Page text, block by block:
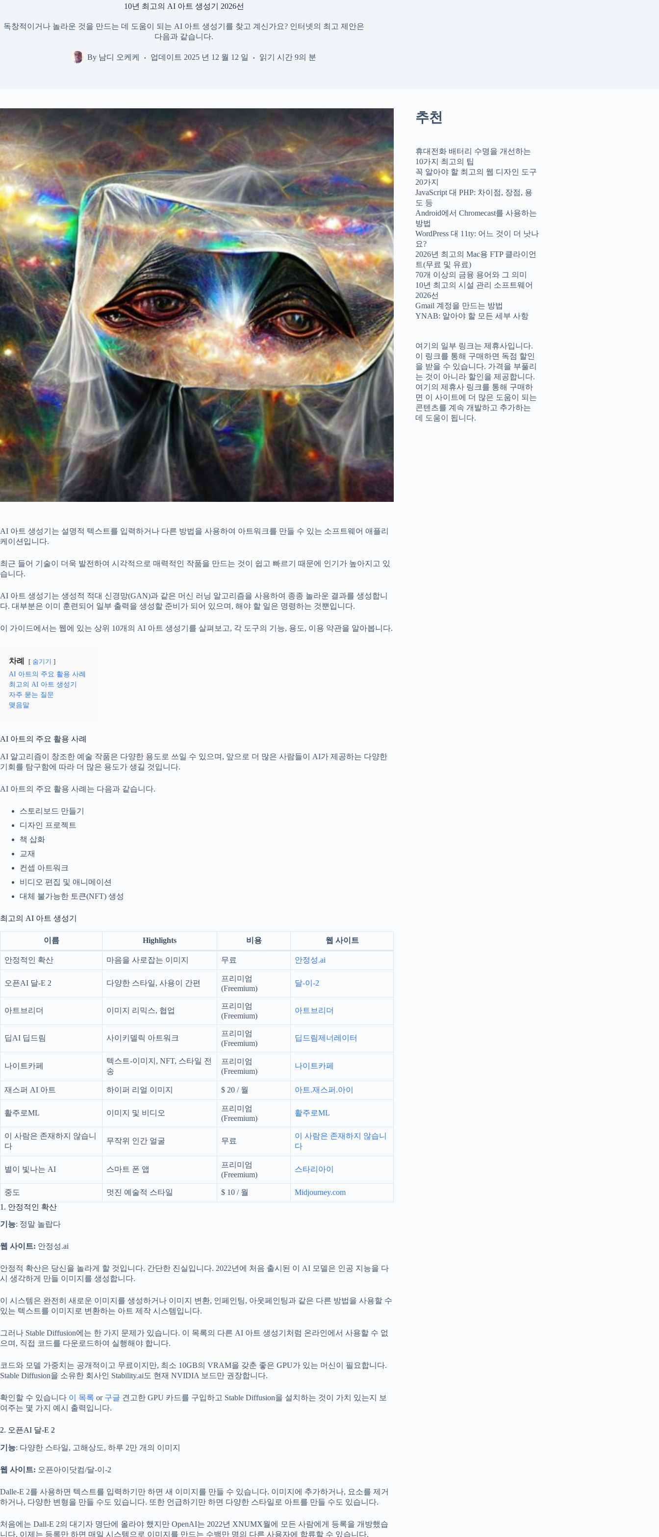
10년 최고의 AI 아트 생성기 2026선
독창적이거나 놀라운 것을 만드는 데 도움이 되는 AI 아트 생성기를 찾고 계신가요? 인터넷의 최고 제안은
다음과 같습니다.
By 남디 오케케 업데이트 2025 년 12 월 12 일 읽기 시간 9의 분
AI 아트 생성기는 설명적 텍스트를 입력하거나 다른 방법을 사용하여 아트워크를 만들 수 있는 소프트웨어 애플리
케이션입니다.
최근 들어 기술이 더욱 발전하여 시각적으로 매력적인 작품을 만드는 것이 쉽고 빠르기 때문에 인기가 높아지고 있
습니다.
AI 아트 생성기는 생성적 적대 신경망(GAN)과 같은 머신 러닝 알고리즘을 사용하여 종종 놀라운 결과를 생성합니
다. 대부분은 이미 훈련되어 일부 출력을 생성할 준비가 되어 있으며, 해야 할 일은 명령하는 것뿐입니다.
이 가이드에서는 웹에 있는 상위 10개의 AI 아트 생성기를 살펴보고, 각 도구의 기능, 용도, 이용 약관을 알아봅니다.
차례 숨기기
AI 아트의 주요 활용 사례
최고의 AI 아트 생성기
자주 묻는 질문
맺음말
AI 아트의 주요 활용 사례
AI 알고리즘이 창조한 예술 작품은 다양한 용도로 쓰일 수 있으며, 앞으로 더 많은 사람들이 AI가 제공하는 다양한
기회를 탐구함에 따라 더 많은 용도가 생길 것입니다.
AI 아트의 주요 활용 사례는 다음과 같습니다.
스토리보드 만들기
디자인 프로젝트
책 삽화
교재
컨셉 아트워크
비디오 편집 및 애니메이션
대체 불가능한 토큰(NFT) 생성
최고의 AI 아트 생성기
이름 Highlights 비용 웹 사이트
안정적인 확산 마음을 사로잡는 이미지 무료 안정성.ai
오픈AI 달-E 2 다양한 스타일, 사용이 간편
프리미엄
(Freemium)
달-이-2
아트브리더 이미지 리믹스, 협업
프리미엄
(Freemium)
아트브리더
딥AI 딥드림 사이키델릭 아트워크
프리미엄
(Freemium)
딥드림제너레이터
나이트카페
텍스트-이미지, NFT, 스타일 전
송
프리미엄
(Freemium)
나이트카페
재스퍼 AI 아트 하이퍼 리얼 이미지 $ 20 / 월 아트.재스퍼.아이
활주로ML 이미지 및 비디오
프리미엄
(Freemium)
활주로ML
이 사람은 존재하지 않습니
다
무작위 인간 얼굴 무료
이 사람은 존재하지 않습니
다
별이 빛나는 AI 스마트 폰 앱
프리미엄
(Freemium)
스타리아이
중도 멋진 예술적 스타일 $ 10 / 월
Midjourney.com
1. 안정적인 확산
기능: 정말 놀랍다
웹 사이트: 안정성.ai
안정적 확산은 당신을 놀라게 할 것입니다. 간단한 진실입니다. 2022년에 처음 출시된 이 AI 모델은 인공 지능을 다
시 생각하게 만들 이미지를 생성합니다.
이 시스템은 완전히 새로운 이미지를 생성하거나 이미지 변환, 인페인팅, 아웃페인팅과 같은 다른 방법을 사용할 수
있는 텍스트를 이미지로 변환하는 아트 제작 시스템입니다.
그러나 Stable Diffusion에는 한 가지 문제가 있습니다. 이 목록의 다른 AI 아트 생성기처럼 온라인에서 사용할 수 없
으며, 직접 코드를 다운로드하여 실행해야 합니다.
코드와 모델 가중치는 공개적이고 무료이지만, 최소 10GB의 VRAM을 갖춘 좋은 GPU가 있는 머신이 필요합니다.
Stable Diffusion을 소유한 회사인 Stability.ai도 현재 NVIDIA 보드만 권장합니다.
확인할 수 있습니다 이 목록 or 구글 견고한 GPU 카드를 구입하고 Stable Diffusion을 설치하는 것이 가치 있는지 보
여주는 몇 가지 예시 출력입니다.
2. 오픈AI 달-E 2
기능: 다양한 스타일, 고해상도, 하루 2만 개의 이미지
웹 사이트: 오픈아이닷컴/달-이-2
Dalle-E 2를 사용하면 텍스트를 입력하기만 하면 새 이미지를 만들 수 있습니다. 이미지에 추가하거나, 요소를 제거
하거나, 다양한 변형을 만들 수도 있습니다. 또한 언급하기만 하면 다양한 스타일로 아트를 만들 수도 있습니다.
처음에는 Dall-E 2의 대기자 명단에 올라야 했지만 OpenAI는 2022년 XNUMX월에 모든 사람에게 등록을 개방했습
니다. 이제는 등록만 하면 매일 시스템으로 이미지를 만드는 수백만 명의 다른 사용자에 합류할 수 있습니다.
추천
휴대전화 배터리 수명을 개선하는
10가지 최고의 팁
꼭 알아야 할 최고의 웹 디자인 도구
20가지
JavaScript 대 PHP: 차이점, 장점, 용
도 등
Android에서 Chromecast를 사용하는
방법
WordPress 대 11ty: 어느 것이 더 낫나
요?
2026년 최고의 Mac용 FTP 클라이언
트(무료 및 유료)
70개 이상의 금융 용어와 그 의미
10년 최고의 시설 관리 소프트웨어
2026선
Gmail 계정을 만드는 방법
YNAB: 알아야 할 모든 세부 사항
여기의 일부 링크는 제휴사입니다.
이 링크를 통해 구매하면 독점 할인
을 받을 수 있습니다. 가격을 부풀리
는 것이 아니라 할인을 제공합니다.
여기의 제휴사 링크를 통해 구매하
면 이 사이트에 더 많은 도움이 되는
콘텐츠를 계속 개발하고 추가하는
데 도움이 됩니다.